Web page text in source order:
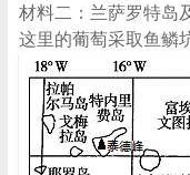
材料二：兰萨罗特岛
这里的葡萄采取鱼鳞